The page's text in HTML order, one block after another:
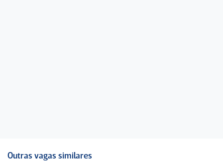
Outras vagas similares